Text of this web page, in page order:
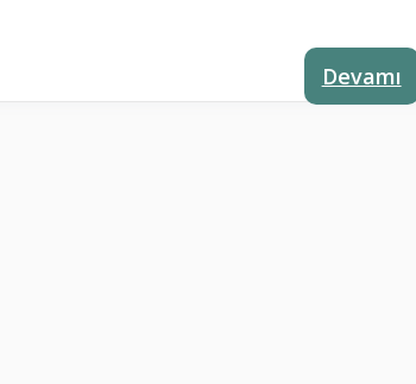
Devamı